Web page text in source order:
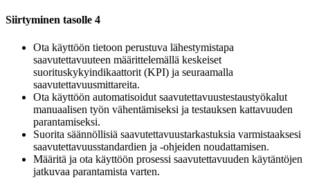
Siirtyminen tasolle 4
Ota käyttöön tietoon perustuva lähestymistapa
saavutettavuuteen määrittelemällä keskeiset
suorituskykyindikaattorit (KPI) ja seuraamalla
saavutettavuusmittareita.
Ota käyttöön automatisoidut saavutettavuustestaustyökalut
manuaalisen työn vähentämiseksi ja testauksen kattavuuden
parantamiseksi.
Suorita säännöllisiä saavutettavuustarkastuksia varmistaaksesi
saavutettavuusstandardien ja -ohjeiden noudattamisen.
Määritä ja ota käyttöön prosessi saavutettavuuden käytäntöjen
jatkuvaa parantamista varten.